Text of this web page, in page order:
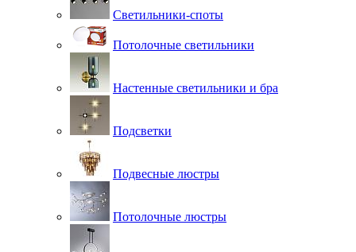
Светильники-споты
Потолочные светильники
Настенные светильники и бра
Подсветки
Подвесные люстры
Потолочные люстры